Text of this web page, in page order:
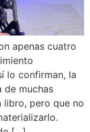
apenas cuatro
lo confirman, la
de muchas
libro, pero que no